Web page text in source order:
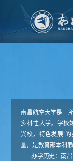
南昌航空大学是一
多科性大学。学校
兴校，特色发展”
量，是教育部本科
办学历史：南昌